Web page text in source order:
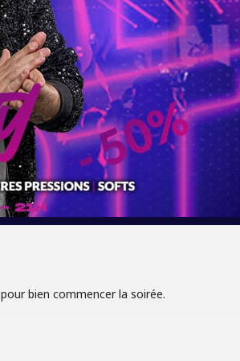
bien commencer la soirée.